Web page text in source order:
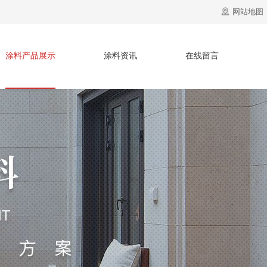
网站地图
涂料产品展示 涂料资讯 在线留言